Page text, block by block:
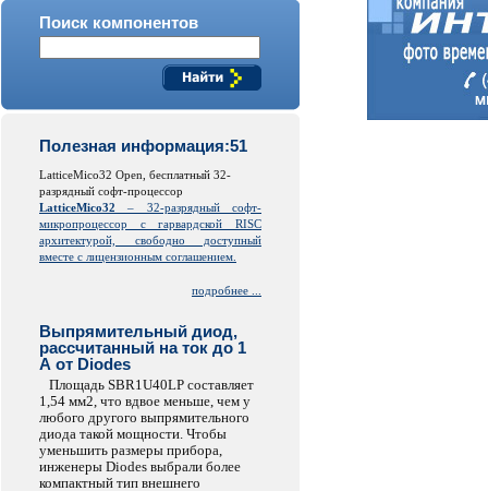
Поиск компонентов
Полезная информация:51
LatticeMico32 Open, бесплатный 32-
разрядный софт-процессор
LatticeMico32 – 32-разрядный софт-
микропроцессор с гарвардской RISC
архитектурой, свободно доступный
вместе с лицензионным соглашением.
подробнее ...
Выпрямительный диод,
рассчитанный на ток до 1
А от Diodes
Площадь SBR1U40LP составляет
1,54 мм2, что вдвое меньше, чем у
любого другого выпрямительного
диода такой мощности. Чтобы
уменьшить размеры прибора,
инженеры Diodes выбрали более
компактный тип внешнего